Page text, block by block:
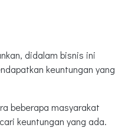
didalam bisnis ini
keuntungan yang
beberapa masyarakat
keuntungan yang ada.